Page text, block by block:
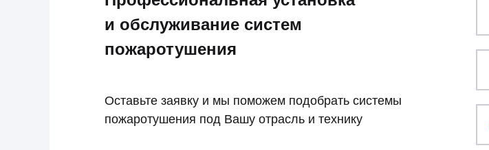
и обслуживание систем
пожаротушения
Оставьте заявку и мы поможем подобрать системы
пожаротушения под Вашу отрасль и технику